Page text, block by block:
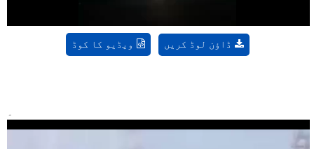
ویڈیو کا کوڈ ڈاؤن لوڈ کریں